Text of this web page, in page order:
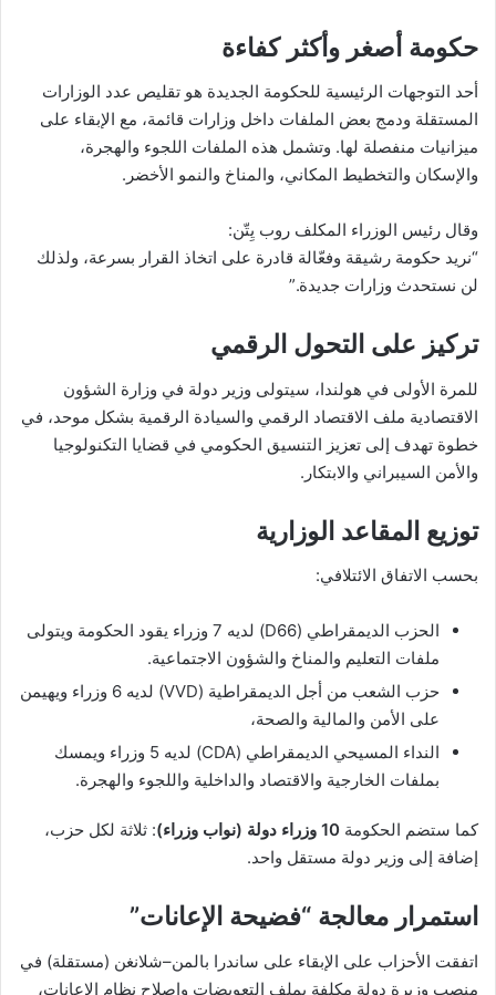
حكومة أصغر وأكثر كفاءة
أحد التوجهات الرئيسية للحكومة الجديدة هو تقليص عدد الوزارات
المستقلة ودمج بعض الملفات داخل وزارات قائمة، مع الإبقاء على
ميزانيات منفصلة لها. وتشمل هذه الملفات اللجوء والهجرة،
والإسكان والتخطيط المكاني، والمناخ والنمو الأخضر.
وقال رئيس الوزراء المكلف روب يِتّن:
“نريد حكومة رشيقة وفعّالة قادرة على اتخاذ القرار بسرعة، ولذلك
لن نستحدث وزارات جديدة.”
تركيز على التحول الرقمي
للمرة الأولى في هولندا، سيتولى وزير دولة في وزارة الشؤون
الاقتصادية ملف الاقتصاد الرقمي والسيادة الرقمية بشكل موحد، في
خطوة تهدف إلى تعزيز التنسيق الحكومي في قضايا التكنولوجيا
والأمن السيبراني والابتكار.
توزيع المقاعد الوزارية
بحسب الاتفاق الائتلافي:
الحزب الديمقراطي
(D66) لديه 7 وزراء يقود الحكومة ويتولى
ملفات التعليم والمناخ والشؤون الاجتماعية.
حزب الشعب من أجل الديمقراطية (VVD) لديه 6 وزراء ويهيمن
على الأمن والمالية والصحة،
النداء المسيحي الديمقراطي (CDA) لديه 5 وزراء ويمسك
بملفات الخارجية والاقتصاد والداخلية واللجوء والهجرة.
كما ستضم الحكومة 10 وزراء دولة (نواب وزراء)
: ثلاثة لكل حزب،
إضافة إلى وزير دولة مستقل واحد.
استمرار معالجة “فضيحة الإعانات”
اتفقت الأحزاب على الإبقاء على ساندرا بالمن–شلانغن (مستقلة) في
منصب وزيرة دولة مكلفة بملف التعويضات وإصلاح نظام الإعانات،